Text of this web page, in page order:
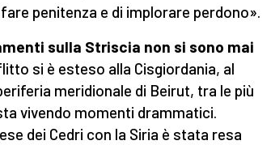
penitenza e di implorare perdono».
sulla Striscia non si sono mai
si è esteso alla Cisgiordania, al
meridionale di Beirut, tra le più
vivendo momenti drammatici.
dei Cedri con la Siria è stata resa